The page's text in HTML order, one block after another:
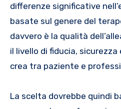
differenze significative
basate sul genere del
davvero è la qualità
il livello di fiducia,
crea tra paziente e
La scelta dovrebbe quindi